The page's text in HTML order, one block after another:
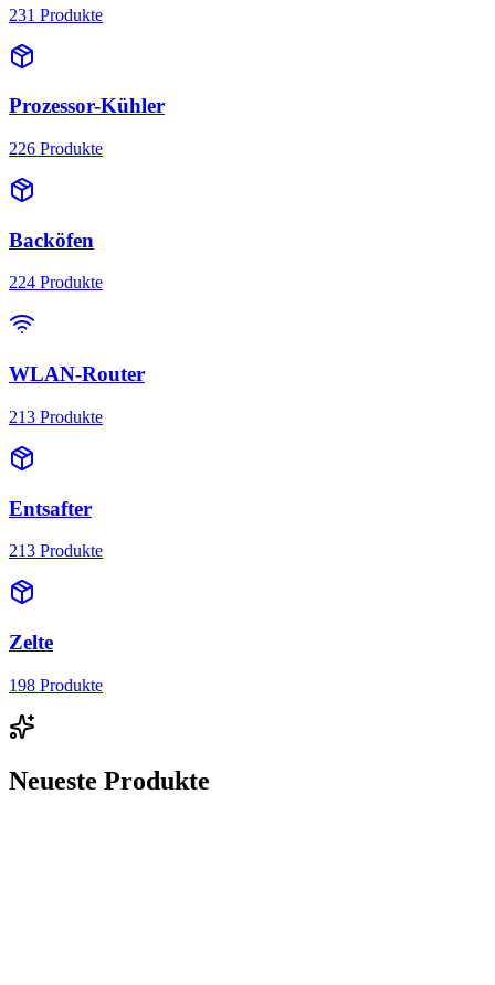
231 Produkte
Prozessor-Kühler
226 Produkte
Backöfen
224 Produkte
WLAN-Router
213 Produkte
Entsafter
213 Produkte
Zelte
198 Produkte
Neueste Produkte